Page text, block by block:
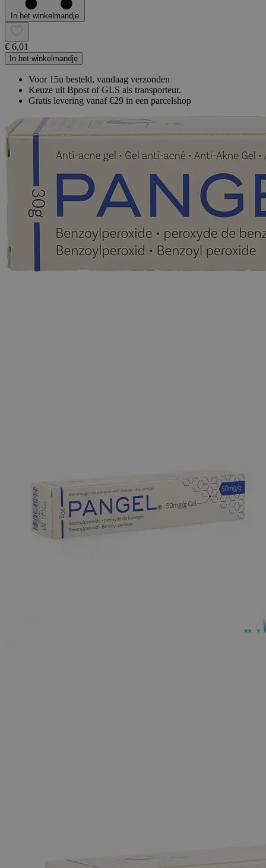
In het winkelmandje
€ 6,01
In het winkelmandje
Voor 15u besteld, vandaag verzonden
Keuze uit Bpost of GLS als transporteur.
Gratis levering vanaf €29 in een parcelshop